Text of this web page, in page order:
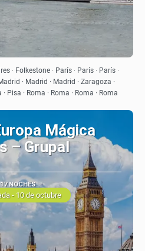
Ver
· Folkestone · París · París · París ·
· Madrid · Madrid · Zaragoza ·
Pisa · Roma · Roma · Roma · Roma
Mágica
– Grupal
17 NOCHES
- 10 de octubre